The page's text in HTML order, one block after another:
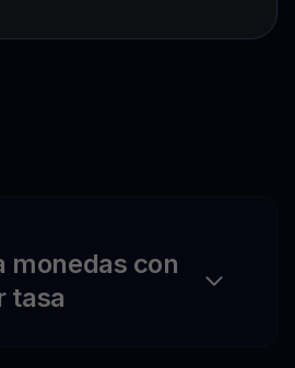
monedas con
tasa